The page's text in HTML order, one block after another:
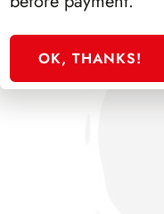
OK, THANKS!